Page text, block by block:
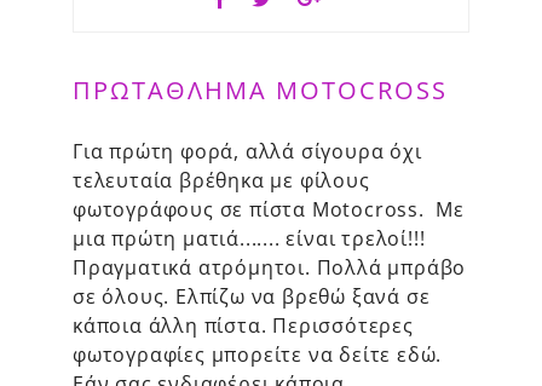
ΠΡΩΤΆΘΛΗΜΑ MOTOCROSS
Για πρώτη φορά, αλλά σίγουρα όχι
τελευταία βρέθηκα με φίλους
φωτογράφους σε πίστα Motocross. Με
μια πρώτη ματιά....... είναι τρελοί!!!
Πραγματικά ατρόμητοι. Πολλά μπράβο
σε όλους. Ελπίζω να βρεθώ ξανά σε
κάποια άλλη πίστα. Περισσότερες
φωτογραφίες μπορείτε να δείτε εδώ.